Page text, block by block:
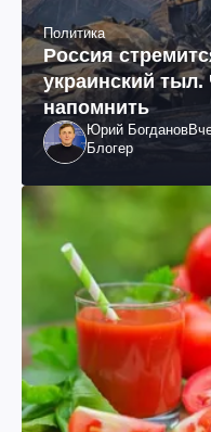
Политика
Россия
украинский тыл.
напомнить
Юрий Богданов
Блогер